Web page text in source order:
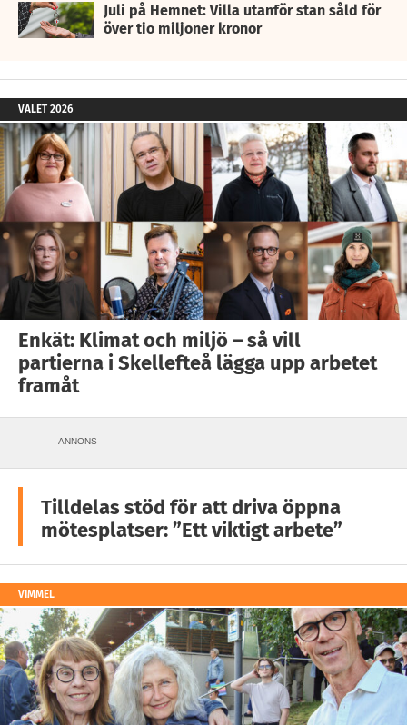
Juli på Hemnet: Villa utanför stan såld för
över tio miljoner kronor
VALET 2026
Enkät: Klimat och miljö – så vill
partierna i Skellefteå lägga upp arbetet
framåt
ANNONS
Tilldelas stöd för att driva öppna
mötesplatser: ”Ett viktigt arbete”
VIMMEL